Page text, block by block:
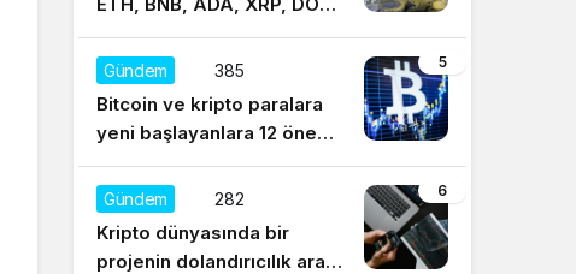
UNI, SOL, LTC
5
Gündem 385
Bitcoin ve kripto paralara
yeni başlayanlara 12 önemli
tavsiye
6
Gündem 282
Kripto dünyasında bir
projenin dolandırıcılık aracı